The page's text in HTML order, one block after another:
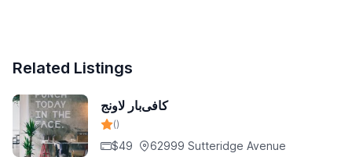
Related Listings
کافی‌بار لاونج
()
$49 62999 Sutteridge Avenue